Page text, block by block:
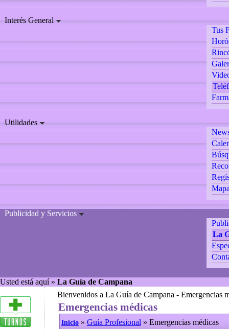
Interés General
Tus
Utilidades
Publicidad y Servicios
La
Usted está aquí » La Guía de Campana
Bienvenidos a La Guía de Campana - Emergencias
Emergencias médicas
Inicio» Guía Profesional » Emergencias médicas